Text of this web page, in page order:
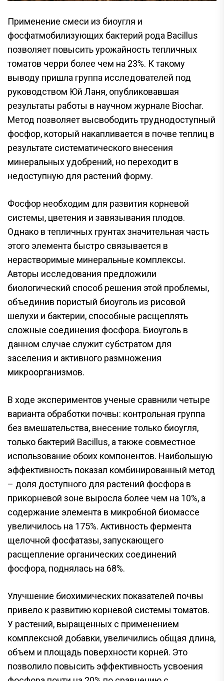
Применение смеси из биоугля и
фосфатмобилизующих бактерий рода Bacillus
позволяет повысить урожайность тепличных
томатов черри более чем на 23%. К такому
выводу пришла группа исследователей под
руководством Юй Ланя, опубликовавшая
результаты работы в научном журнале Biochar.
Метод позволяет высвободить труднодоступный
фосфор, который накапливается в почве теплиц в
результате систематического внесения
минеральных удобрений, но переходит в
недоступную для растений форму.
Фосфор необходим для развития корневой
системы, цветения и завязывания плодов.
Однако в тепличных грунтах значительная часть
этого элемента быстро связывается в
нерастворимые минеральные комплексы.
Авторы исследования предложили
биологический способ решения этой проблемы,
объединив пористый биоуголь из рисовой
шелухи и бактерии, способные расщеплять
сложные соединения фосфора. Биоуголь в
данном случае служит субстратом для
заселения и активного размножения
микроорганизмов.
В ходе экспериментов ученые сравнили четыре
варианта обработки почвы: контрольная группа
без вмешательства, внесение только биоугля,
только бактерий Bacillus, а также совместное
использование обоих компонентов. Наибольшую
эффективность показал комбинированный метод
– доля доступного для растений фосфора в
прикорневой зоне выросла более чем на 10%, а
содержание элемента в микробной биомассе
увеличилось на 175%. Активность фермента
щелочной фосфатазы, запускающего
расщепление органических соединений
фосфора, поднялась на 68%.
Улучшение биохимических показателей почвы
привело к развитию корневой системы томатов.
У растений, выращенных с применением
комплексной добавки, увеличились общая длина,
объем и площадь поверхности корней. Это
позволило повысить эффективность усвоения